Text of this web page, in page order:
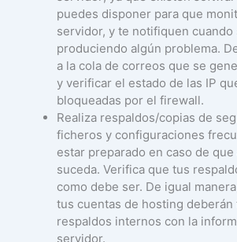
puedes disponer para que
servidor, y te notifiquen cuando
produciendo algún problema.
a la cola de correos que se
y verificar el estado de las IP
bloqueadas por el firewall.
Realiza respaldos/copias de
ficheros y configuraciones
estar preparado en caso de que
suceda. Verifica que tus
como debe ser. De igual
tus cuentas de hosting
respaldos internos con la
servidor.